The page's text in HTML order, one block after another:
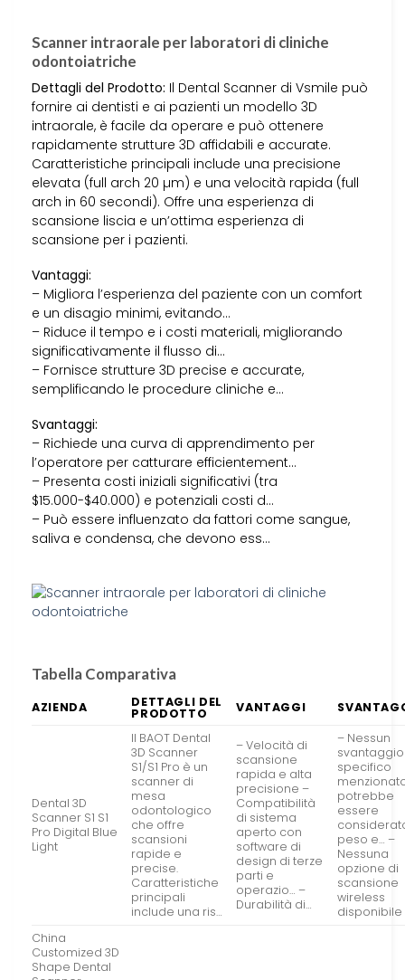
Scanner intraorale per laboratori di cliniche
odontoiatriche
Dettagli del Prodotto: Il Dental Scanner di Vsmile può
fornire ai dentisti e ai pazienti un modello 3D
intraorale, è facile da operare e può ottenere
rapidamente strutture 3D affidabili e accurate.
Caratteristiche principali include una precisione
elevata (full arch 20 µm) e una velocità rapida (full
arch in 60 secondi). Offre una esperienza di
scansione liscia e un’ottima esperienza di
scansione per i pazienti.
Vantaggi:
– Migliora l’esperienza del paziente con un comfort
e un disagio minimi, evitando…
– Riduce il tempo e i costi materiali, migliorando
significativamente il flusso di…
– Fornisce strutture 3D precise e accurate,
semplificando le procedure cliniche e…
Svantaggi:
– Richiede una curva di apprendimento per
l’operatore per catturare efficientement…
– Presenta costi iniziali significativi (tra
$15.000-$40.000) e potenziali costi d…
– Può essere influenzato da fattori come sangue,
saliva e condensa, che devono ess…
Tabella Comparativa
AZIENDA DETTAGLI DEL
PRODOTTO VANTAGGI
Dental 3D
Scanner S1 S1
Pro Digital Blue
Light
Il BAOT Dental
3D Scanner
S1/S1 Pro è un
scanner di
mesa
odontologico
che offre
scansioni
rapide e
precise.
Caratteristiche
principali
include una ris…
– Velocità di
scansione
rapida e alta
precisione –
Compatibilità
di sistema
aperto con
software di
design di terze
parti e
operazio… –
Durabilità di…
– Nessun
svantaggio
specifico
potrebbe
essere
peso e… –
Nessuna
opzione di
scansione
wireless
disponibile
China
Customized 3D
Shape Dental